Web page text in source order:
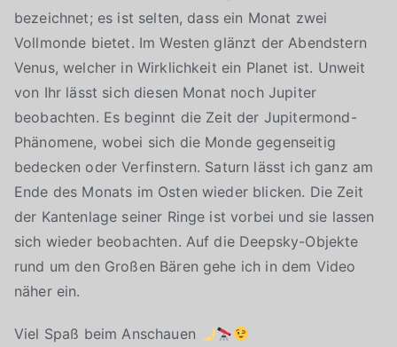
bezeichnet; es ist selten, dass ein Monat zwei
Vollmonde bietet. Im Westen glänzt der Abendstern
Venus, welcher in Wirklichkeit ein Planet ist. Unweit
von Ihr lässt sich diesen Monat noch Jupiter
beobachten. Es beginnt die Zeit der Jupitermond-
Phänomene, wobei sich die Monde gegenseitig
bedecken oder Verfinstern. Saturn lässt ich ganz am
Ende des Monats im Osten wieder blicken. Die Zeit
der Kantenlage seiner Ringe ist vorbei und sie lassen
sich wieder beobachten. Auf die Deepsky-Objekte
rund um den Großen Bären gehe ich in dem Video
näher ein.
Viel Spaß beim Anschauen